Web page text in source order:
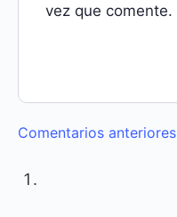
vez que comente.
Navegación
comentarios
Comentarios anteriores